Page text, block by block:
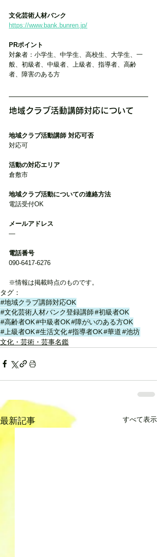
文化芸術人材バンク
https://www.bank.bunren.jp/
PRポイント
対象者：小学生、中学生、高校生、大学生、一
般、初級者、中級者、上級者、指導者、高齢
者、障害のある方
地域クラブ活動講師対応について
地域クラブ活動講師 対応可否
対応可
活動の対応エリア
倉敷市
地域クラブ活動についての連絡方法
電話受付OK
メールアドレス
―
電話番号
090-6417-6276
※情報は掲載時点のものです。
タグ：
#地域クラブ講師対応OK
#文化芸術人材バンク登録講師#初級者OK
#高齢者OK#中級者OK#障がいのある方OK
#上級者OK#生活文化#指導者OK#華道#池坊
文化・芸術・芸事名鑑
最新記事 すべて表示